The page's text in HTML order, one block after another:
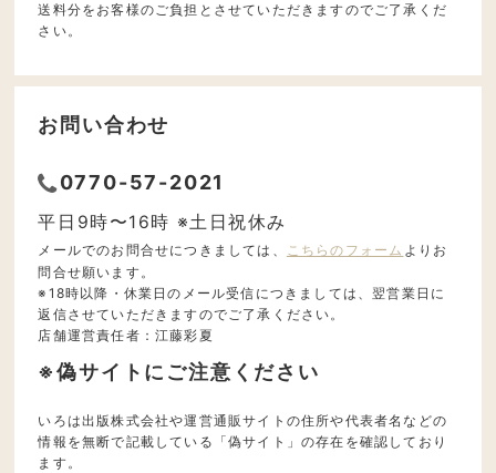
送料分をお客様のご負担とさせていただきますのでご了承くだ
さい。
お問い合わせ
0770-57-2021
平日9時〜16時 ※土日祝休み
メールでのお問合せにつきましては、 こちらのフォーム よりお
問合せ願います。
※18時以降・休業日のメール受信につきましては、翌営業日に
返信させていただきますのでご了承ください。
店舗運営責任者：江藤彩夏
※偽サイトにご注意ください
いろは出版株式会社や運営通販サイトの住所や代表者名などの
情報を無断で記載している「偽サイト」の存在を確認しており
ます。